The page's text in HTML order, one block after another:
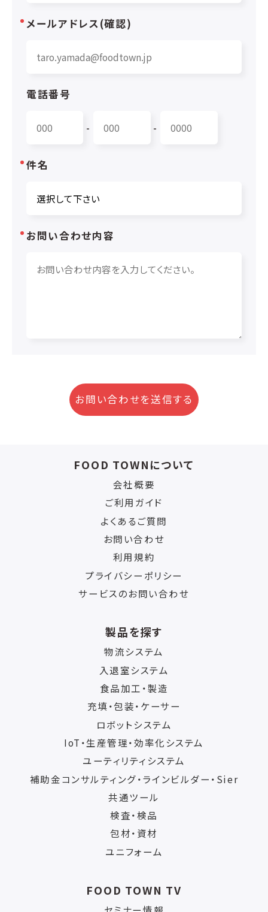
メールアドレス(確認)
電話番号
- -
件名
お問い合わせ内容
お問い合わせを送信する
FOOD TOWNについて
会社概要
ご利用ガイド
よくあるご質問
お問い合わせ
利用規約
プライバシーポリシー
サービスのお問い合わせ
製品を探す
物流システム
入退室システム
食品加工・製造
充填・包装・ケーサー
ロボットシステム
IoT・生産管理・効率化システム
ユーティリティシステム
補助金コンサルティング・ラインビルダー・Sier
共通ツール
検査・検品
包材・資材
ユニフォーム
FOOD TOWN TV